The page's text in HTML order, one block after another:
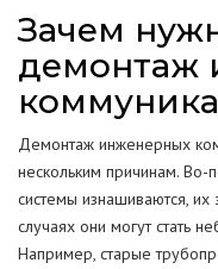
Зачем
демонтаж
Демонтаж инженерных
нескольким причинам.
системы изнашиваются,
случаях они могут стать
Например, старые